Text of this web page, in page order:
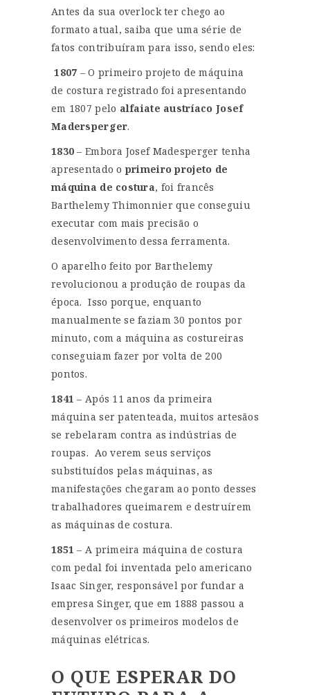
Antes da sua overlock ter chego ao
formato atual, saiba que uma série de
fatos contribuíram para isso, sendo eles:
1807 – O primeiro projeto de máquina
de costura registrado foi apresentando
em 1807 pelo alfaiate austríaco Josef
Madersperger.
1830 – Embora Josef Madesperger tenha
apresentado o primeiro projeto de
máquina de costura, foi francês
Barthelemy Thimonnier que conseguiu
executar com mais precisão o
desenvolvimento dessa ferramenta.
O aparelho feito por Barthelemy
revolucionou a produção de roupas da
época. Isso porque, enquanto
manualmente se faziam 30 pontos por
minuto, com a máquina as costureiras
conseguiam fazer por volta de 200
pontos.
1841 – Após 11 anos da primeira
máquina ser patenteada, muitos artesãos
se rebelaram contra as indústrias de
roupas. Ao verem seus serviços
substituídos pelas máquinas, as
manifestações chegaram ao ponto desses
trabalhadores queimarem e destruírem
as máquinas de costura.
1851– A primeira máquina de costura
com pedal foi inventada pelo americano
Isaac Singer, responsável por fundar a
empresa Singer, que em 1888 passou a
desenvolver os primeiros modelos de
máquinas elétricas.
O QUE ESPERAR DO